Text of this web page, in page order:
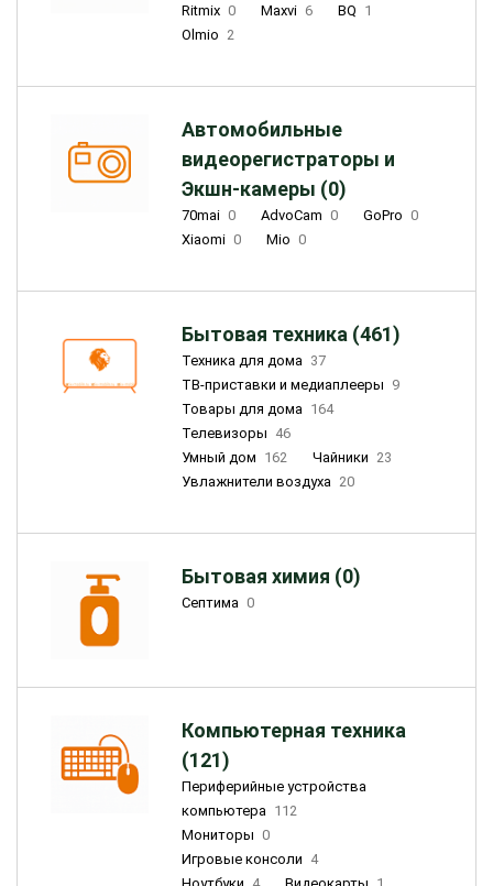
Ritmix 0 Maxvi 6 BQ 1
Olmio 2
Автомобильные
видеорегистраторы и
Экшн-камеры (0)
70mai 0 AdvoCam 0 GoPro 0
Xiaomi 0 Mio 0
Бытовая техника (461)
Техника для дома 37
ТВ-приставки и медиаплееры 9
Товары для дома 164
Телевизоры 46
Умный дом 162 Чайники 23
Увлажнители воздуха 20
Бытовая химия (0)
Септима 0
Компьютерная техника
(121)
Периферийные устройства
компьютера 112
Мониторы 0
Игровые консоли 4